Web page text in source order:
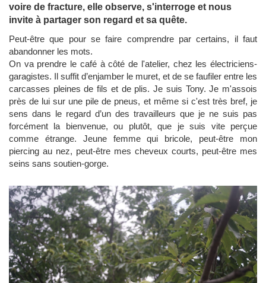
voire de fracture, elle observe, s'interroge et nous
invite à partager son regard et sa quête.
Peut-être que pour se faire comprendre par certains, il faut
abandonner les mots.
On va prendre le café à côté de l'atelier, chez les électriciens-
garagistes. Il suffit d’enjamber le muret, et de se faufiler entre les
carcasses pleines de fils et de plis. Je suis Tony. Je m'assois
près de lui sur une pile de pneus, et même si c'est très bref, je
sens dans le regard d’un des travailleurs que je ne suis pas
forcément la bienvenue, ou plutôt, que je suis vite perçue
comme étrange. Jeune femme qui bricole, peut-être mon
piercing au nez, peut-être mes cheveux courts, peut-être mes
seins sans soutien-gorge.